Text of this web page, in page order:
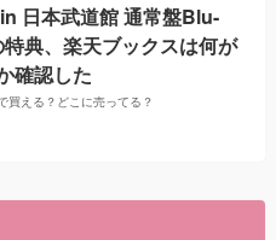
日本武道館 通常盤Blu-
典、楽天ブックスは何が
確認した
買える？どこに売ってる？